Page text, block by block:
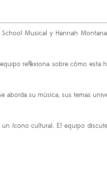
Musical y Hannah
reflexiona sobre cómo esta
aborda su música, sus temas
ícono cultural. El equipo